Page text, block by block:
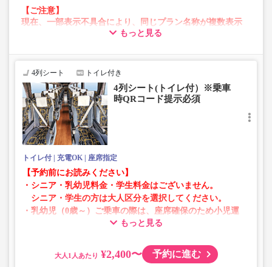
【ご注意】
現在、一部表示不具合により、同じプラン名称が複数表示
される場合がございます。
います。
お手数をおかけいたしますが、エラー表示が出た場合は、
たします。
もっと見る
4列シート トイレ付き
4列シート(トイレ付）※乗車
時QRコード提示必須
トイレ付 充電OK 座席指定
【予約前にお読みください】
・シニア・乳幼児料金・学生料金はございません。
シニア・学生の方は大人区分を選択してください。
・乳幼児（0歳～）ご乗車の際は、座席確保のため小児運
賃での乗車券が必要です。
・AM1時～5時の間はシステムメンテナンスの為ご予約が
もっと見る
大人 ¥2,400〜 予約に進む